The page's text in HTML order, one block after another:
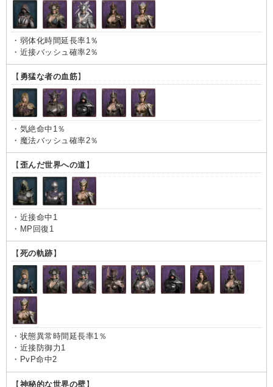
・弱体化時間延長率1％
・近接バッシュ確率2％
【 勇猛な者の血筋】
・気絶命中1％
・魔法バッシュ確率2％
【 歪んだ世界への道 】
・近接命中1
・MP回復1
【 死の軌跡 】
・状態異常時間延長率1％
・近接防御力1
・PvP命中2
【 神秘的な世界の壁 】